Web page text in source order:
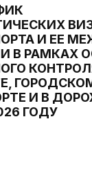
И ЕЕ
В РАМКАХ
И В
ГОДУ